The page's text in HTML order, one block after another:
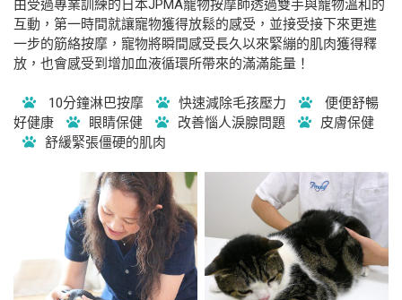
由受過專業訓練的日本JPMA寵物按摩師透過雙手與寵物溫和的
互動，第一時間就讓寵物獲得放鬆的感受，並接受接下來更進
一步的筋絡按摩，寵物將瞬間感受長久以來緊繃的肌肉獲得釋
放，也會感受到增加血液循環所帶來的滿滿能量！
10分鐘淋巴按摩 快速減除毛孩壓力
便便舒暢
好健康
眼睛保健 改善惱人淚腺問題
皮膚保健
舒緩緊張僵硬的肌肉